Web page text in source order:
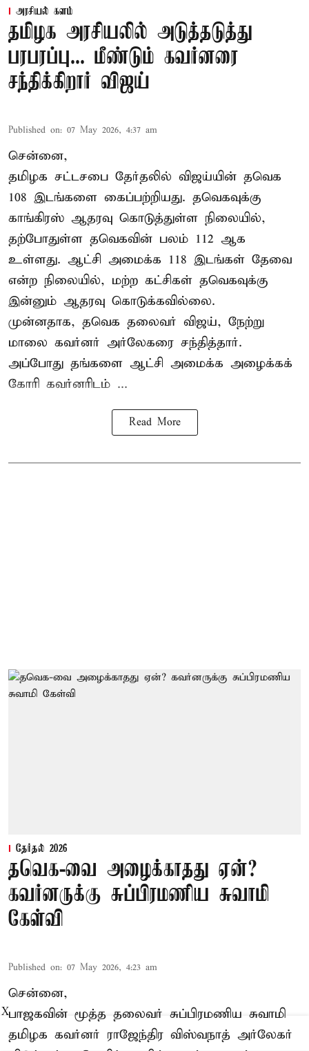
அரசியல் களம்
தமிழக அரசியலில் அடுத்தடுத்து
பரபரப்பு... மீண்டும் கவர்னரை
சந்திக்கிறார் விஜய்
Published on: 07 May 2026, 4:37 am
சென்னை,
தமிழக சட்டசபை தேர்தலில் விஜய்யின் தவெக
108 இடங்களை கைப்பற்றியது. தவெகவுக்கு
காங்கிரஸ் ஆதரவு கொடுத்துள்ள நிலையில்,
தற்போதுள்ள தவெகவின் பலம் 112 ஆக
உள்ளது. ஆட்சி அமைக்க 118 இடங்கள் தேவை
என்ற நிலையில், மற்ற கட்சிகள் தவெகவுக்கு
இன்னும் ஆதரவு கொடுக்கவில்லை.
முன்னதாக, தவெக தலைவர் விஜய், நேற்று
மாலை கவர்னர் அர்லேகரை சந்தித்தார்.
அப்போது தங்களை ஆட்சி அமைக்க அழைக்கக்
கோரி கவர்னரிடம் ...
Read More
தேர்தல் 2026
தவெக-வை அழைக்காதது ஏன்?
கவர்னருக்கு சுப்பிரமணிய சுவாமி
கேள்வி
Published on: 07 May 2026, 4:23 am
சென்னை,
பாஜகவின் மூத்த தலைவர் சுப்பிரமணிய சுவாமி
தமிழக கவர்னர் ராஜேந்திர விஸ்வநாத் அர்லேகர்
X